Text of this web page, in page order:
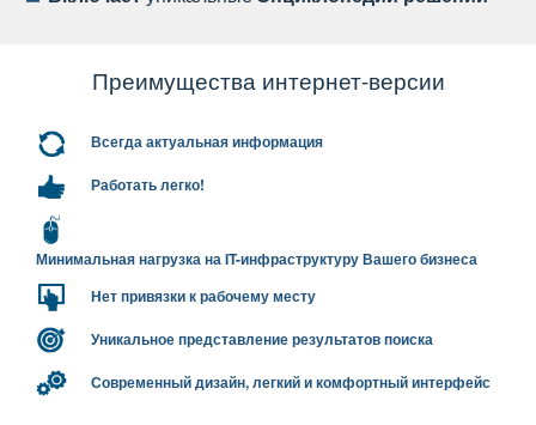
Преимущества интернет-версии
сегда актуальная информация
Работать легко!
Минимальная нагрузка на IT-инфраструктуру Вашего бизнеса
Нет привязки к рабочему месту
Уникальное представление результатов поиска
Современный дизайн, легкий и комфортный интерфейс